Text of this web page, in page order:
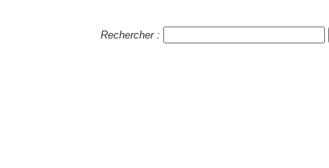
Rechercher :